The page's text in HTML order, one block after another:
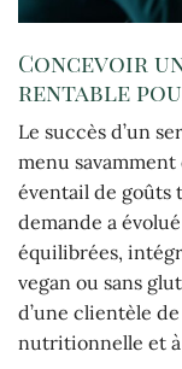
Concevoir
rentable
Le succès d’un
menu
éventail de goûts
demande a
équilibrées,
vegan ou sans
d’une clientèle
nutritionnelle et à